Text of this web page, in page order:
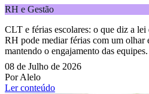
RH e Gestão
CLT e férias escolares: o que diz a lei
RH pode mediar férias com um olhar
mantendo o engajamento das equipes.
08 de Julho de 2026
Por Alelo
Ler conteúdo